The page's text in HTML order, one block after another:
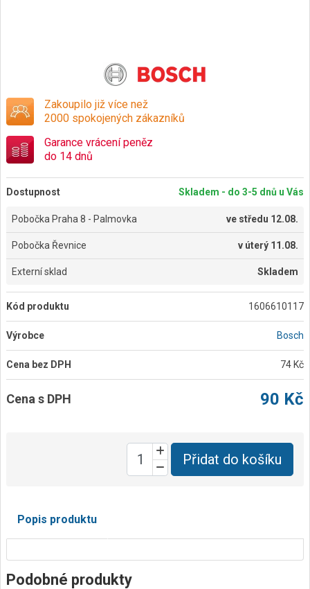
Zakoupilo již více než
2000 spokojených zákazníků
Garance vrácení peněz
do 14 dnů
Dostupnost Skladem - do 3-5 dnů u Vás
Pobočka Praha 8 - Palmovka ve středu 12.08.
Pobočka Řevnice v úterý 11.08.
Externí sklad Skladem
Kód produktu 1606610117
Výrobce Bosch
Cena bez DPH 74 Kč
Cena s DPH 90 Kč
Přidat do košíku
Popis produktu
Podobné produkty